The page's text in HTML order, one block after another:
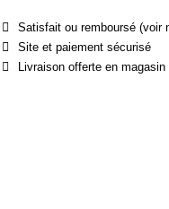
Satisfait ou remboursé (voir
Site et paiement sécurisé
Livraison offerte en